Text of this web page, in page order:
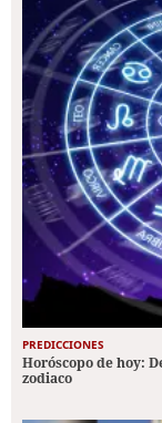
PREDICCIONES
Horóscopo de hoy:
zodiaco